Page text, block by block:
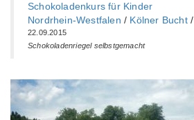
Schokoladenkurs für Kinder
Nordrhein-Westfalen / Kölner Bucht/
22.09.2015
Schokoladenriegel selbstgemacht